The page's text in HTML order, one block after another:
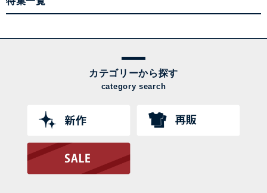
カテゴリーから探す
category search